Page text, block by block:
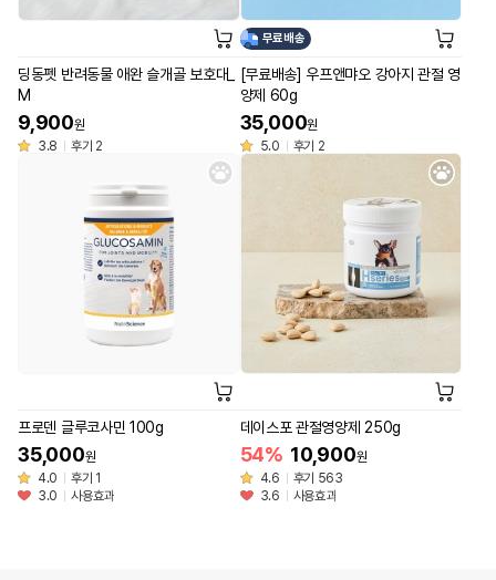
딩동펫 반려동물 애완 슬개골 보호대_
M
9,900원
3.8
후기 2
무료배송
[무료배송] 우프앤먀오 강아지 관절 영
양제 60g
35,000원
5.0
후기 2
프로덴 글루코사민 100g
35,000원
4.0
후기 1
3.0
사용효과
데이스포 관절영양제 250g
54% 10,900원
4.6
후기 563
3.6
사용효과